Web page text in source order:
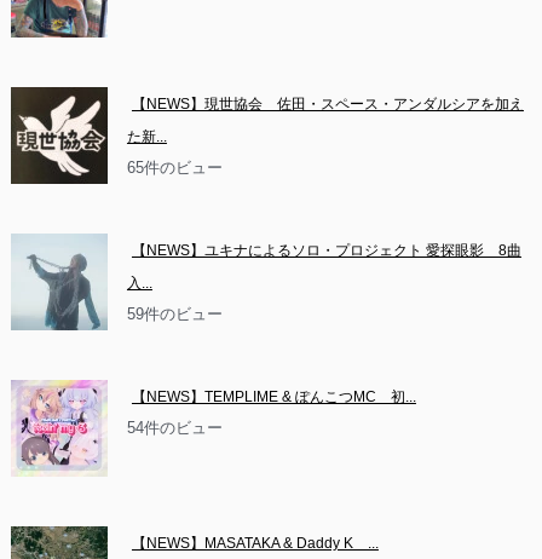
【NEWS】現世協会　佐田・スペース・アンダルシアを加え
た新...
65件のビュー
【NEWS】ユキナによるソロ・プロジェクト 愛探眼影　8曲
入...
59件のビュー
【NEWS】TEMPLIME & ぽんこつMC　初...
54件のビュー
【NEWS】MASATAKA & Daddy K　...